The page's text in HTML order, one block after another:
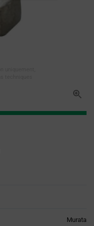
Murata